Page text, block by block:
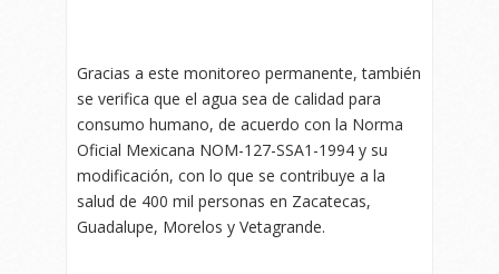
Gracias a este monitoreo permanente, también
se verifica que el agua sea de calidad para
consumo humano, de acuerdo con la Norma
Oficial Mexicana NOM-127-SSA1-1994 y su
modificación, con lo que se contribuye a la
salud de 400 mil personas en Zacatecas,
Guadalupe, Morelos y Vetagrande.